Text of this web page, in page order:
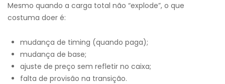
Mesmo quando a carga total não “explode”, o que
costuma doer é:
mudança de timing (quando paga);
mudança de base;
ajuste de preço sem refletir no caixa;
falta de provisão na transição.